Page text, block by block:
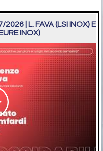
| L. FAVA (LSI INOX) E
INOX)